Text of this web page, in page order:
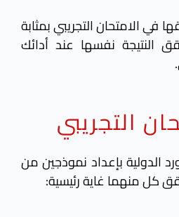
في الامتحان التجريبي بمثابة
نفسها عند أدائك
التجريبي
الدولية بإعداد نموذجين من
كل منهما غاية رئيسية: